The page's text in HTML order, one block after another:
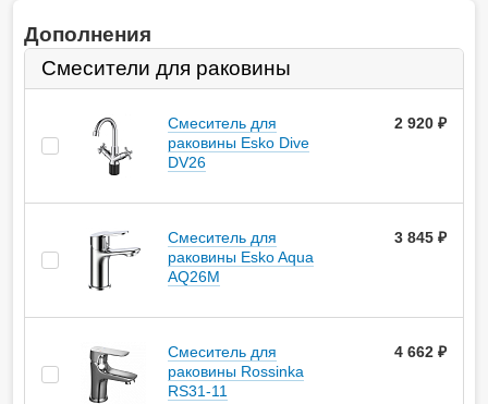
Дополнения
Смесители для раковины
Смеситель для
раковины Esko Dive
DV26
2 920
Смеситель для
раковины Esko Aqua
AQ26M
3 845
Смеситель для
раковины Rossinka
RS31-11
4 662